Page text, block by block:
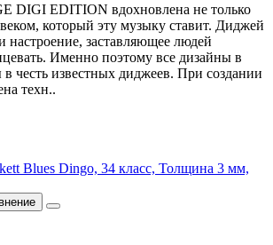
DIGI EDITION вдохновлена не только
который эту музыку ставит. Диджей
настроение, заставляющее людей
Именно поэтому все дизайны в
честь известных диджеев. При создании
техн..